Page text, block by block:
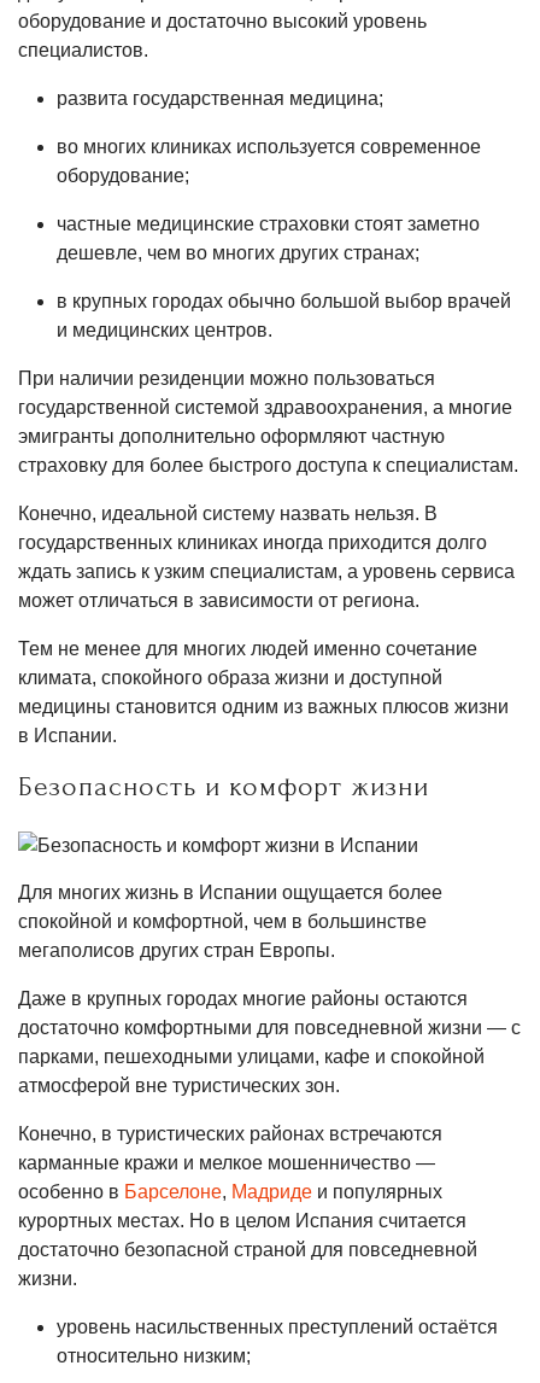
оборудование и достаточно высокий уровень
специалистов.
развита государственная медицина;
во многих клиниках используется современное
оборудование;
частные медицинские страховки стоят заметно
дешевле, чем во многих других странах;
в крупных городах обычно большой выбор врачей
и медицинских центров.
При наличии резиденции можно пользоваться
государственной системой здравоохранения, а многие
эмигранты дополнительно оформляют частную
страховку для более быстрого доступа к специалистам.
Конечно, идеальной систему назвать нельзя. В
государственных клиниках иногда приходится долго
ждать запись к узким специалистам, а уровень сервиса
может отличаться в зависимости от региона.
Тем не менее для многих людей именно сочетание
климата, спокойного образа жизни и доступной
медицины становится одним из важных плюсов жизни
в Испании.
Безопасность и комфорт жизни
Для многих жизнь в Испании ощущается более
спокойной и комфортной, чем в большинстве
мегаполисов других стран Европы.
Даже в крупных городах многие районы остаются
достаточно комфортными для повседневной жизни — с
парками, пешеходными улицами, кафе и спокойной
атмосферой вне туристических зон.
Конечно, в туристических районах встречаются
карманные кражи и мелкое мошенничество —
особенно в Барселоне, Мадриде и популярных
курортных местах. Но в целом Испания считается
достаточно безопасной страной для повседневной
жизни.
уровень насильственных преступлений остаётся
относительно низким;